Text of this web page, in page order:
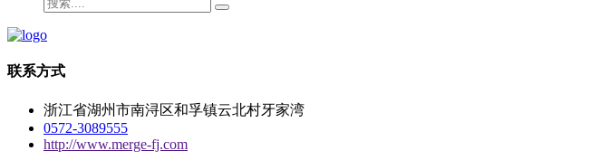
联系方式
浙江省湖州市南浔区和孚镇云北村牙家湾
0572-3089555
http://www.merge-fj.com